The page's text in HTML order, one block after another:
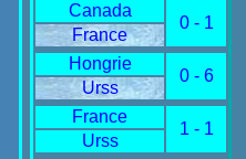
Canada
0 - 1
France
Hongrie
0 - 6
Urss
France
1 - 1
Urss